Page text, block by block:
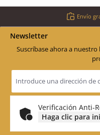
Envío
Newsletter
Suscríbase ahora a
de
electrónico
Verificación Anti-
Haga clic para